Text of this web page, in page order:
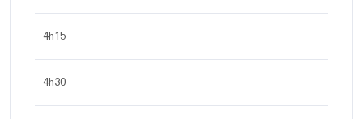
4h15
4h30